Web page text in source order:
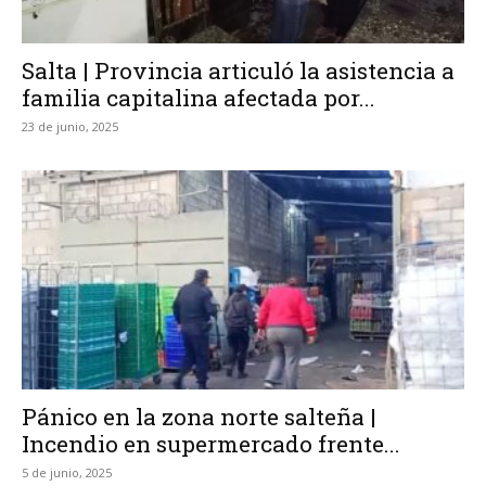
Salta | Provincia articuló la asistencia a
familia capitalina afectada por...
23 de junio, 2025
Pánico en la zona norte salteña |
Incendio en supermercado frente...
5 de junio, 2025